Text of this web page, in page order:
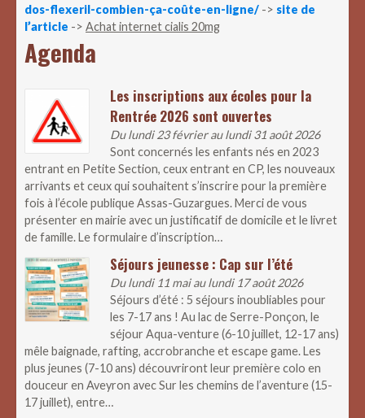
dos-flexeril-combien-ça-coûte-en-ligne/ -> site de
l’article -> Achat internet cialis 20mg
Agenda
Les inscriptions aux écoles pour la
Rentrée 2026 sont ouvertes
Du lundi 23 février au lundi 31 août 2026
Sont concernés les enfants nés en 2023
entrant en Petite Section, ceux entrant en CP, les nouveaux
arrivants et ceux qui souhaitent s’inscrire pour la première
fois à l’école publique Assas-Guzargues. Merci de vous
présenter en mairie avec un justificatif de domicile et le livret
de famille. Le formulaire d’inscription…
Séjours jeunesse : Cap sur l’été
Du lundi 11 mai au lundi 17 août 2026
Séjours d’été : 5 séjours inoubliables pour
les 7-17 ans ! Au lac de Serre-Ponçon, le
séjour Aqua-venture (6-10 juillet, 12-17 ans)
mêle baignade, rafting, accrobranche et escape game. Les
plus jeunes (7-10 ans) découvriront leur première colo en
douceur en Aveyron avec Sur les chemins de l’aventure (15-
17 juillet), entre…